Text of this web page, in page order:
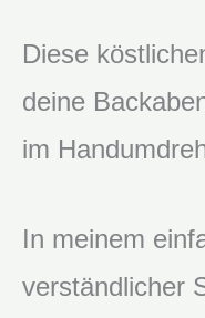
Diese
deine
im
In meinem
verständlicher